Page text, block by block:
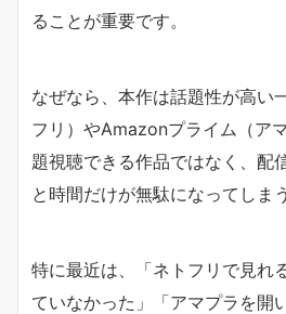
ることが重要です。
なぜなら、本作は話題性が高い
フリ）やAmazonプライム（ア
題視聴できる作品ではなく、配
と時間だけが無駄になってしま
特に最近は、「ネトフリで見れ
ていなかった」「アマプラを開